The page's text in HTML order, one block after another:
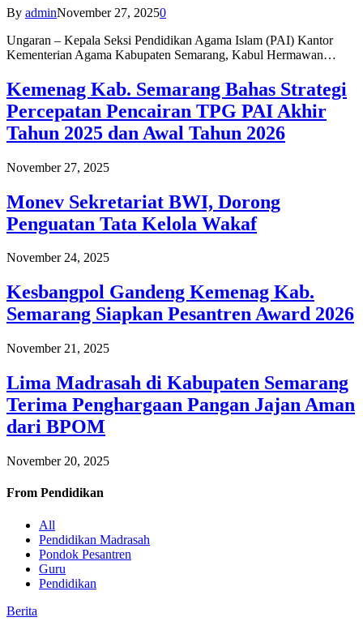
By adminNovember 27, 20250
Ungaran – Kepala Seksi Pendidikan Agama Islam (PAI) Kantor
Kementerian Agama Kabupaten Semarang, Kabul Hermawan…
Kemenag Kab. Semarang Bahas Strategi
Percepatan Pencairan TPG PAI Akhir
Tahun 2025 dan Awal Tahun 2026
November 27, 2025
Monev Sekretariat BWI, Dorong
Penguatan Tata Kelola Wakaf
November 24, 2025
Kesbangpol Gandeng Kemenag Kab.
Semarang Siapkan Pesantren Award 2026
November 21, 2025
Lima Madrasah di Kabupaten Semarang
Terima Penghargaan Pangan Jajan Aman
dari BPOM
November 20, 2025
From Pendidikan
All
Pendidikan Madrasah
Pondok Pesantren
Guru
Pendidikan
Berita